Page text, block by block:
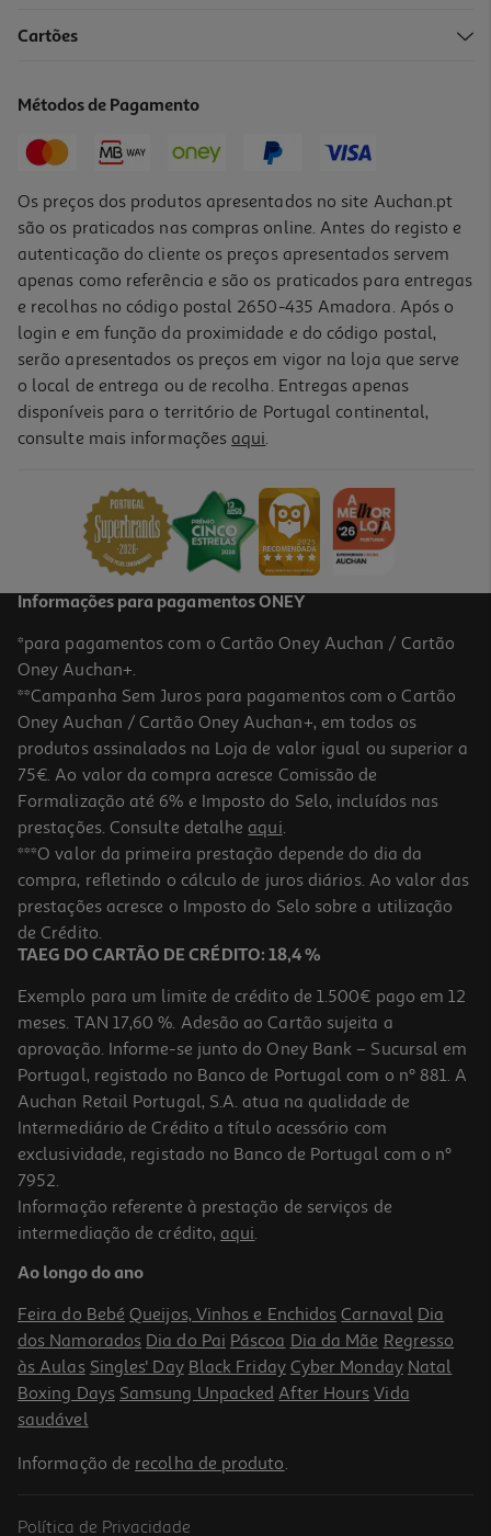
Snacks Para Cão Bribon Ao Forno Biscoitos Sortidos 200g
-33%
4.8
Snacks Para Cão Pedigree Markies Minis 500g
6.56 €/Kg
Price reduced from
4,89 €to
3,28 €
Promoção
Snacks Cão 8in1 Sushi Rolls 85g
56.71 €/Kg
4,82 €
Cartões
Métodos de Pagamento
Os preços dos produtos apresentados no site Auchan.pt
são os praticados nas compras online. Antes do registo e
autenticação do cliente os preços apresentados servem
apenas como referência e são os praticados para entregas
e recolhas no código postal 2650-435 Amadora. Após o
login e em função da proximidade e do código postal,
serão apresentados os preços em vigor na loja que serve
o local de entrega ou de recolha. Entregas apenas
disponíveis para o território de Portugal continental,
consulte mais informações aqui.
Informações para pagamentos ONEY
*para pagamentos com o Cartão Oney Auchan / Cartão
Oney Auchan+.
**Campanha Sem Juros para pagamentos com o Cartão
Oney Auchan / Cartão Oney Auchan+, em todos os
produtos assinalados na Loja de valor igual ou superior a
75€. Ao valor da compra acresce Comissão de
Formalização até 6% e Imposto do Selo, incluídos nas
prestações. Consulte detalhe aqui.
***O valor da primeira prestação depende do dia da
compra, refletindo o cálculo de juros diários. Ao valor das
prestações acresce o Imposto do Selo sobre a utilização
de Crédito.
TAEG DO CARTÃO DE CRÉDITO: 18,4 %
Exemplo para um limite de crédito de 1.500€ pago em 12
meses. TAN 17,60 %. Adesão ao Cartão sujeita a
aprovação. Informe-se junto do Oney Bank – Sucursal em
Portugal, registado no Banco de Portugal com o nº 881. A
Auchan Retail Portugal, S.A. atua na qualidade de
Intermediário de Crédito a título acessório com
exclusividade, registado no Banco de Portugal com o nº
7952.
Informação referente à prestação de serviços de
intermediação de crédito, aqui.
Ao longo do ano
Feira do Bebé Queijos, Vinhos e Enchidos Carnaval Dia
dos Namorados Dia do Pai Páscoa Dia da Mãe Regresso
às Aulas Singles' Day Black Friday Cyber Monday Natal
Boxing Days Samsung Unpacked After Hours Vida
saudável
Informação de recolha de produto.
Política de Privacidade